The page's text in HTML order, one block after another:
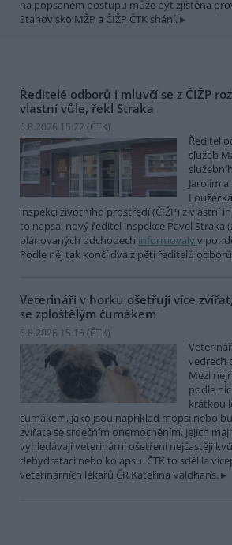
na popsaném postupu může být zjištěna
Stanovisko MŽP a ČIŽP ČTK shání.
Ředitelé odborů i mluvčí se z ČIŽP
vlastní vůle, řekl Straka
6.8.2026 15:22 (ČTK)
Ředitel
služeb
Jarolím
inspekci životního prostředí (ČIŽP) z vlastní
to napsal nový ředitel inspekce Pavel Straka
plánovaných odchodech informovaly v
Podle něj tak končí dva z pěti ředitelů odborů
Veterináři v horku ošetřují více
se zploštělým čumákem
6.8.2026 15:15 (ČTK)
vedrech
Mezi
podle
krátkou
čumákem, jako jsou například mopsi nebo
zvířata se srdečním onemocněním. Jejich
vyhledávají veterinární ošetření nejčastěji
dehydrataci nebo kolapsu. ČTK to sdělila
veterinárních lékařů ČR Kateřina Valdhans.